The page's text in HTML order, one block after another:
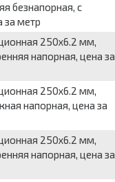
безнапорная, с
за метр
250x6.2 мм,
напорная, цена за
250x6.2 мм,
напорная, цена за
250x6.2 мм,
напорная, цена за